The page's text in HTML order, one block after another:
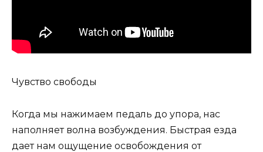
Чувство свободы
Когда мы нажимаем педаль до упора, нас
наполняет волна возбуждения. Быстрая езда
дает нам ощущение освобождения от